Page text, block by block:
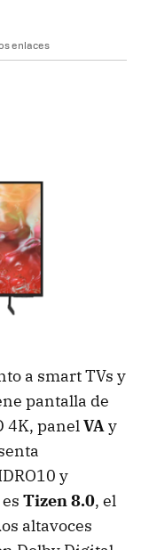
enlaces
a smart TVs y
pantalla de
4K, panelVAy
y
Tizen 8.0, el
altavoces